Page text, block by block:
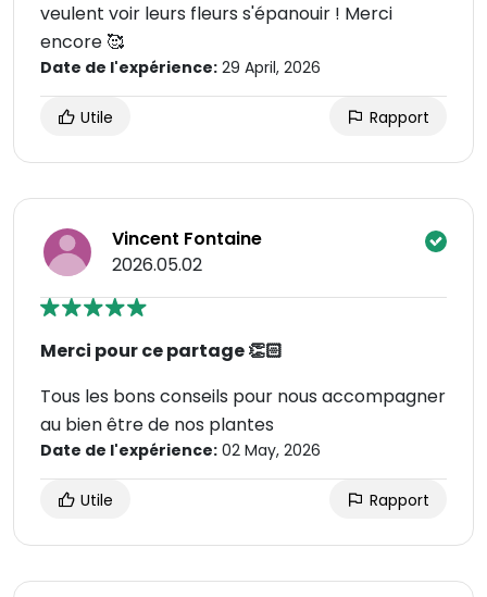
veulent voir leurs fleurs s'épanouir ! Merci
encore 🥰
Date de l'expérience: 29 April, 2026
Utile Rapport
Vincent Fontaine
2026.05.02
Merci pour ce partage 👏🏻
Tous les bons conseils pour nous accompagner
au bien être de nos plantes
Date de l'expérience: 02 May, 2026
Utile Rapport